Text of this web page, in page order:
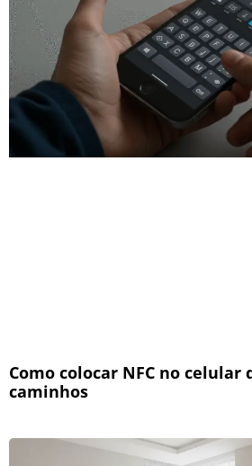
Como colocar NFC no celular
caminhos